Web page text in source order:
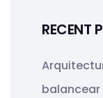
RECENT
balancear